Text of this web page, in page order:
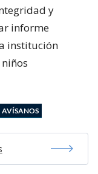
y
informe
institución
AVÍSANOS